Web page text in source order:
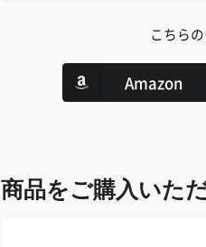
こちら
Amazon
商品をご購入いた